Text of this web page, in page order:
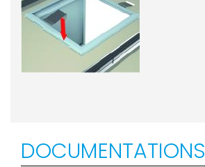
DOCUMENTATIONS